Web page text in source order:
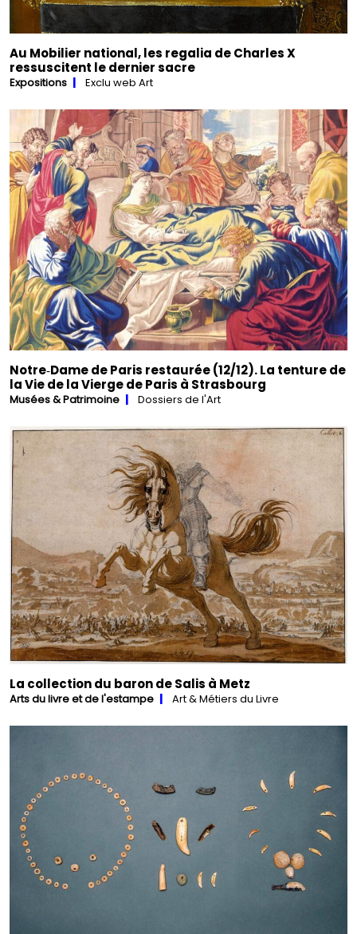
Au Mobilier national, les regalia de Charles X
ressuscitent le dernier sacre
Expositions Exclu web Art
Notre‑Dame de Paris restaurée (12/12). La tenture de
la Vie de la Vierge de Paris à Strasbourg
Musées & Patrimoine Dossiers de l'Art
La collection du baron de Salis à Metz
Arts du livre et de l'estampe Art & Métiers du Livre